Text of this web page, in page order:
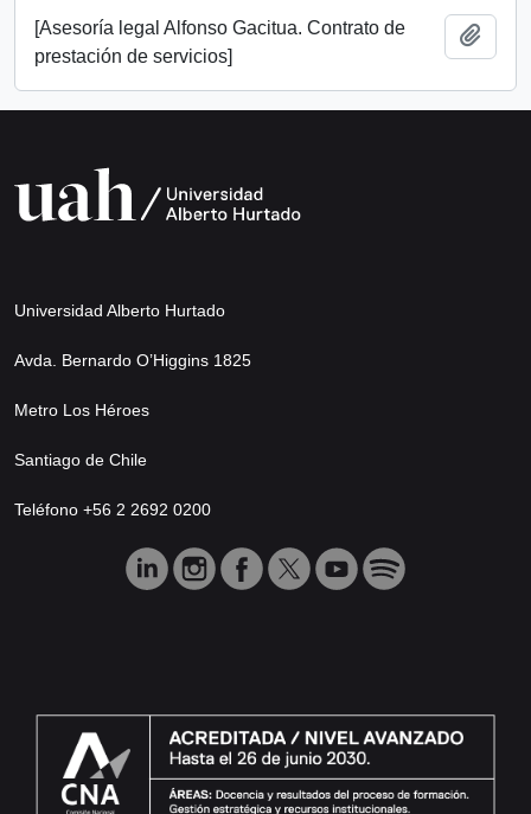
[Asesoría legal Alfonso Gacitua. Contrato de
prestación de servicios]
Universidad Alberto Hurtado
Avda. Bernardo O’Higgins 1825
Metro Los Héroes
Santiago de Chile
Teléfono +56 2 2692 0200